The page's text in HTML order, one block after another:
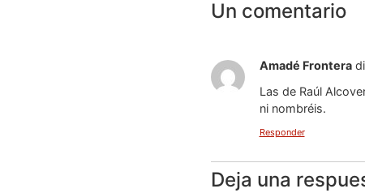
Un comentario
Amadé Frontera
Las de Raúl
ni nombréis.
Responder
Deja una